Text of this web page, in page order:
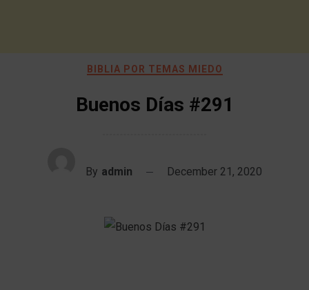
BIBLIA POR TEMAS MIEDO
Buenos Días #291
By admin December 21, 2020